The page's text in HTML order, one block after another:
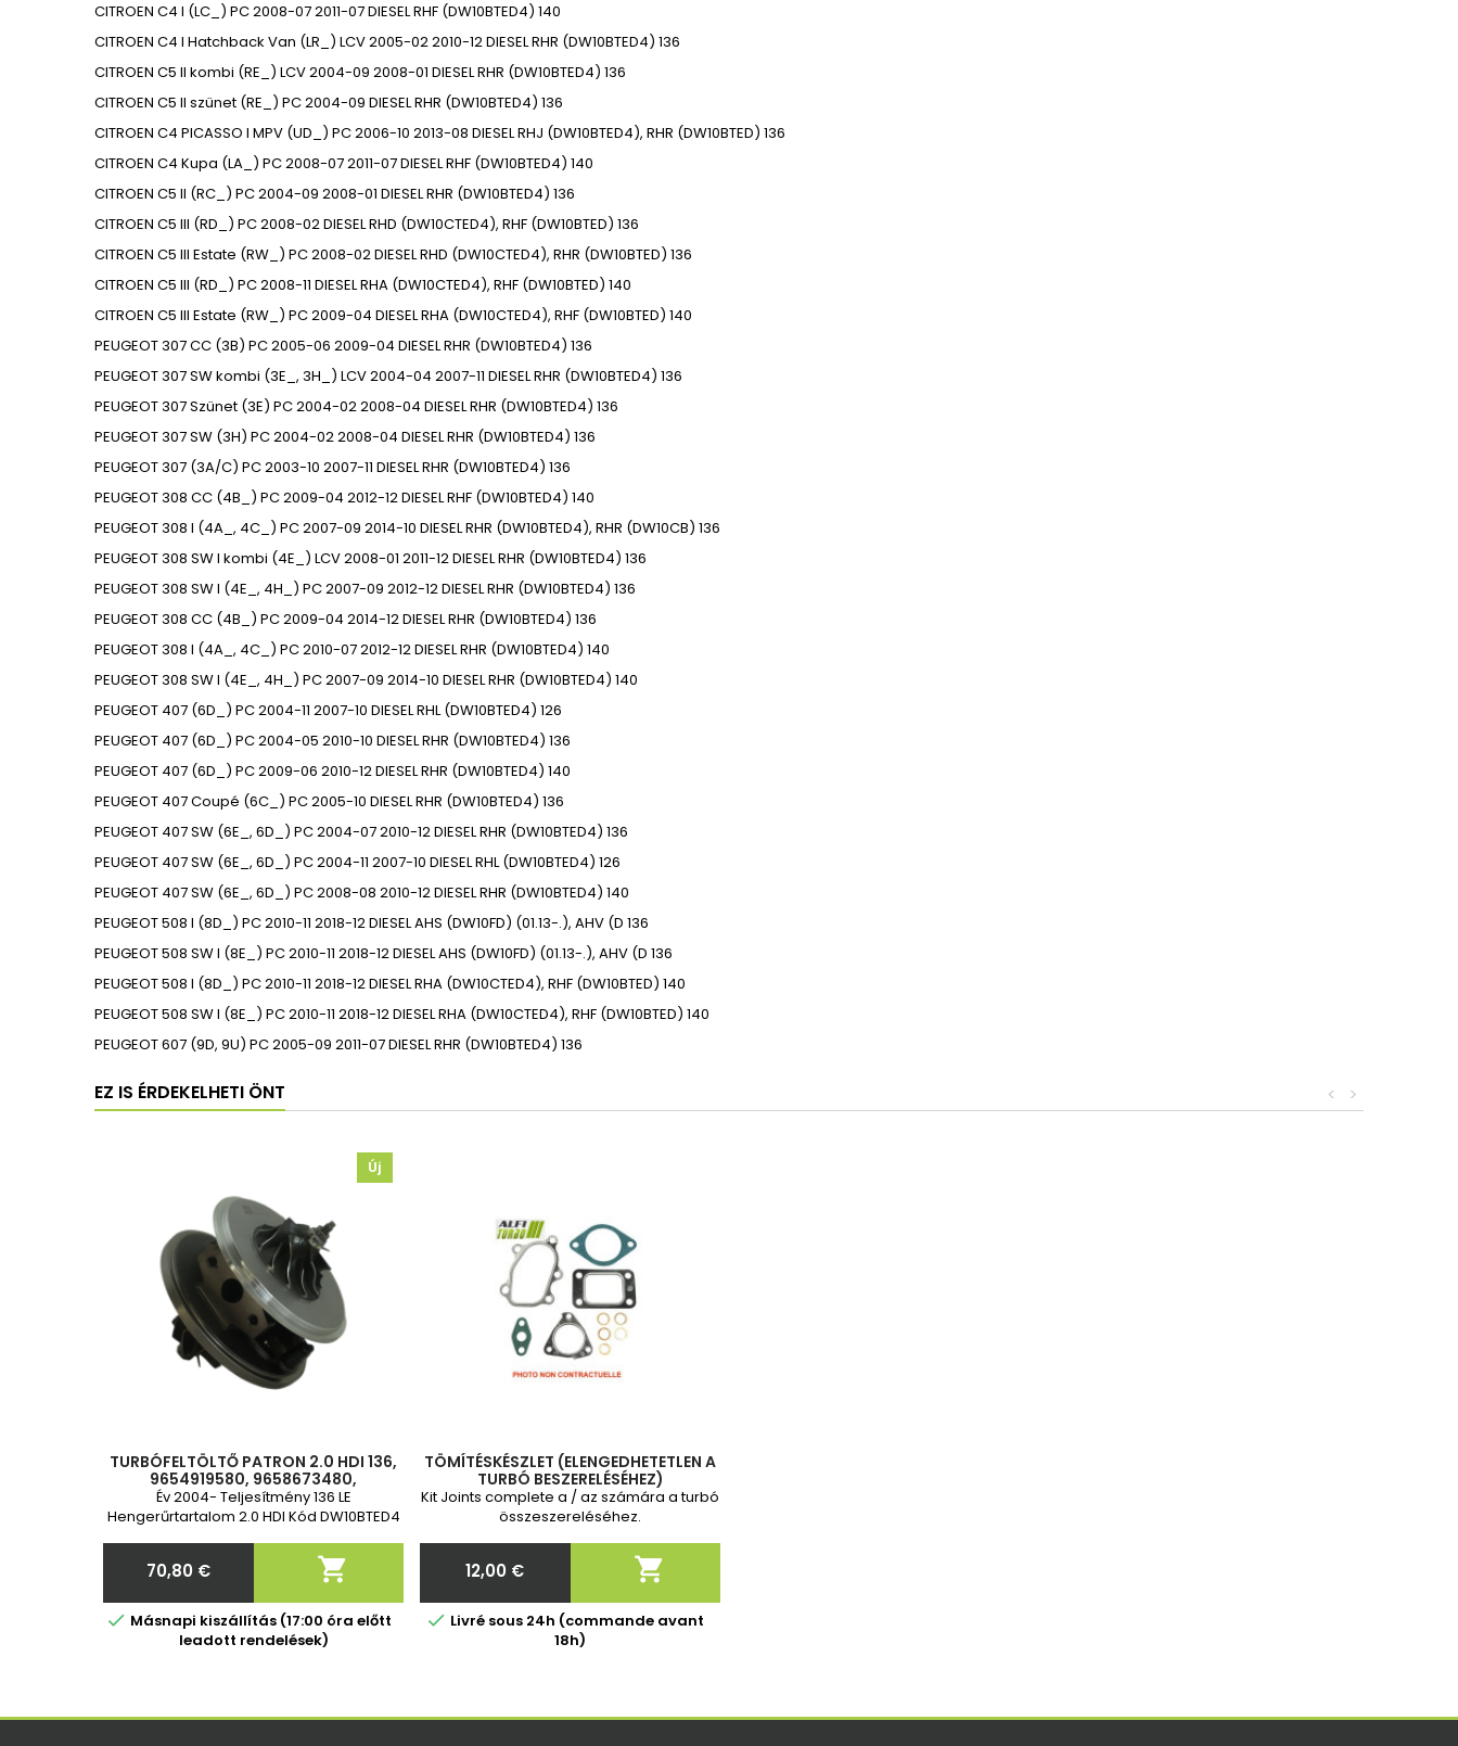
CITROEN C4 I (LC_) PC2008-072011-07DIESELRHF (DW10BTED4) 140
CITROEN C4 I Hatchback Van (LR_) LCV2005-022010-12DIESELRHR (DW10BTED4) 136
CITROEN C5 II kombi (RE_) LCV2004-09 2008-01 DIESELRHR (DW10BTED4) 136
CITROEN C5 II szünet (RE_) PC2004-09 DIESELRHR (DW10BTED4) 136
CITROEN C4 PICASSO I MPV (UD_) PC2006-10 2013-08 DIESELRHJ (DW10BTED4), RHR (DW10BTED) 136
CITROEN C4 Kupa (LA_) PC2008-072011-07DIESELRHF (DW10BTED4) 140
CITROEN C5 II (RC_) PC2004-09 2008-01 DIESELRHR (DW10BTED4) 136
CITROEN C5 III (RD_) PC2008-02DIESELRHD (DW10CTED4), RHF (DW10BTED) 136
CITROEN C5 III Estate (RW_) PC2008-02DIESELRHD (DW10CTED4), RHR (DW10BTED) 136
CITROEN C5 III (RD_) PC2008-11 DIESELRHA (DW10CTED4), RHF (DW10BTED) 140
CITROEN C5 III Estate (RW_) PC2009-04 DIESELRHA (DW10CTED4), RHF (DW10BTED) 140
PEUGEOT307 CC (3B) PC2005-06 2009-04 DIESELRHR (DW10BTED4) 136
PEUGEOT307 SW kombi (3E_, 3H_) LCV2004-04 2007-11 DIESELRHR (DW10BTED4) 136
PEUGEOT307 Szünet (3E) PC2004-022008-04 DIESELRHR (DW10BTED4) 136
PEUGEOT307 SW (3H) PC2004-022008-04 DIESELRHR (DW10BTED4) 136
PEUGEOT307 (3A/C) PC2003-10 2007-11 DIESELRHR (DW10BTED4) 136
PEUGEOT308 CC (4B_) PC2009-04 2012-12DIESELRHF (DW10BTED4) 140
PEUGEOT308 I (4A_, 4C_) PC2007-09 2014-10 DIESELRHR (DW10BTED4), RHR (DW10CB) 136
PEUGEOT308 SW I kombi (4E_) LCV2008-01 2011-12DIESELRHR (DW10BTED4) 136
PEUGEOT308 SW I (4E_, 4H_) PC2007-09 2012-12DIESELRHR (DW10BTED4) 136
PEUGEOT308 CC (4B_) PC2009-04 2014-12DIESELRHR (DW10BTED4) 136
PEUGEOT308 I (4A_, 4C_) PC2010-072012-12DIESELRHR (DW10BTED4) 140
PEUGEOT308 SW I (4E_, 4H_) PC2007-09 2014-10 DIESELRHR (DW10BTED4) 140
PEUGEOT 407 (6D_) PC2004-11 2007-10 DIESELRHL (DW10BTED4) 126
PEUGEOT 407 (6D_) PC2004-05 2010-10 DIESELRHR (DW10BTED4) 136
PEUGEOT 407 (6D_) PC2009-06 2010-12DIESELRHR (DW10BTED4) 140
PEUGEOT 407 Coupé (6C_) PC2005-10 DIESELRHR (DW10BTED4) 136
PEUGEOT 407 SW (6E_, 6D_) PC2004-072010-12DIESELRHR (DW10BTED4) 136
PEUGEOT 407 SW (6E_, 6D_) PC2004-11 2007-10 DIESELRHL (DW10BTED4) 126
PEUGEOT 407 SW (6E_, 6D_) PC2008-08 2010-12DIESELRHR (DW10BTED4) 140
PEUGEOT508 I (8D_) PC2010-11 2018-12DIESELAHS (DW10FD) (01.13-.), AHV (D 136
PEUGEOT508 SW I (8E_) PC2010-11 2018-12DIESELAHS (DW10FD) (01.13-.), AHV (D 136
PEUGEOT508 I (8D_) PC2010-11 2018-12DIESELRHA (DW10CTED4), RHF (DW10BTED) 140
PEUGEOT508 SW I (8E_) PC2010-11 2018-12DIESELRHA (DW10CTED4), RHF (DW10BTED) 140
PEUGEOT607 (9D, 9U) PC2005-09 2011-07DIESELRHR (DW10BTED4) 136
EZ IS ÉRDEKELHETI ÖNT >
<
Új
TURBÓFELTÖLTŐ PATRON 2.0 HDI 136,
9654919580, 9658673480,
9663201280, 9682778680, 0375K8,
0375J1, 0375K1, 0375K2, 753556-2,
Év 2004- Teljesítmény 136 LE
Hengerűrtartalom 2.0 HDI Kód DW10BTED4
Ár
70,80 € 
 Másnapi kiszállítás (17:00 óra előtt
leadott rendelések)
TÖMÍTÉSKÉSZLET (ELENGEDHETETLEN A
TURBÓ BESZERELÉSÉHEZ)
Kit Joints complete a / az számára a turbó
összeszereléséhez.
Ár
12,00 € 
 Livré sous 24h (commande avant
18h)